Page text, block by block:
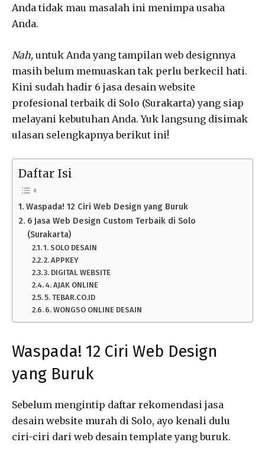
Anda tidak mau masalah ini menimpa usaha
Anda.
Nah, untuk Anda yang tampilan web designnya
masih belum memuaskan tak perlu berkecil hati.
Kini sudah hadir 6 jasa desain website
profesional terbaik di Solo (Surakarta) yang siap
melayani kebutuhan Anda. Yuk langsung disimak
ulasan selengkapnya berikut ini!
Daftar Isi
Waspada! 12 Ciri Web Design yang Buruk
6 Jasa Web Design Custom Terbaik di Solo
(Surakarta)
1. SOLO DESAIN
2. APPKEY
3. DIGITAL WEBSITE
4. AJAK ONLINE
5. TEBAR.CO.ID
6. WONGSO ONLINE DESAIN
Waspada! 12 Ciri Web Design
yang Buruk
Sebelum mengintip daftar rekomendasi jasa
desain website murah di Solo, ayo kenali dulu
ciri-ciri dari web desain template yang buruk.